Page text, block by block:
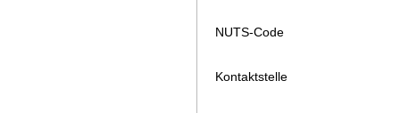
NUTS-Code
Kontaktstelle